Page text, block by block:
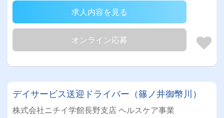
求人内容を見る
オンライン応募
デイサービス送迎ドライバー（篠ノ井御幣川）
株式会社ニチイ学館長野支店 ヘルスケア事業